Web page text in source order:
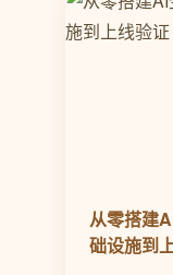
从零搭建
础设施到